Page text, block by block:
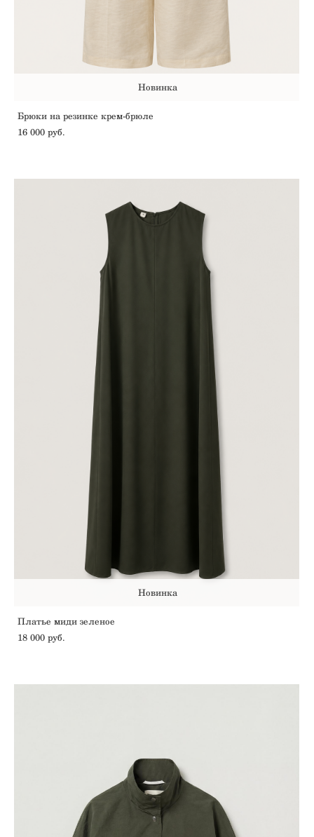
Новинка
Брюки на резинке крем-брюле
16 000 pуб.
Новинка
Платье миди зеленое
18 000 pуб.